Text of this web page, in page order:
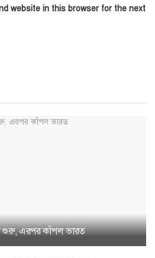
website in this browser for the next
শুরু, এরপর কাঁপল ভারত